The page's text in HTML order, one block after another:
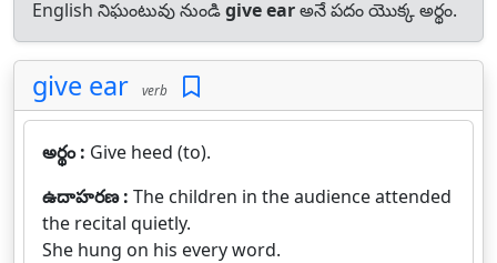
English నిఘంటువు నుండిgive earఅనే పదం యొక్క అర్థం.
give ear verb
అర్థం : Give heed (to).
ఉదాహరణ : The children in the audience attended
the recital quietly.
She hung on his every word.